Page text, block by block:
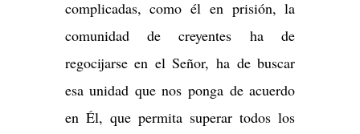
complicadas, como él en prisión, la
comunidad de creyentes ha de
regocijarse en el Señor, ha de buscar
esa unidad que nos ponga de acuerdo
en Él, que permita superar todos los